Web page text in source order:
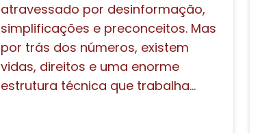
atravessado por desinformação,
simplificações e preconceitos. Mas
por trás dos números, existem
vidas, direitos e uma enorme
estrutura técnica que trabalha...